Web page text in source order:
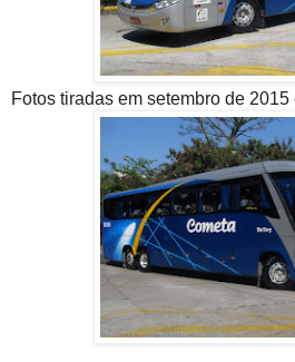
Fotos tiradas em setembro de 2015